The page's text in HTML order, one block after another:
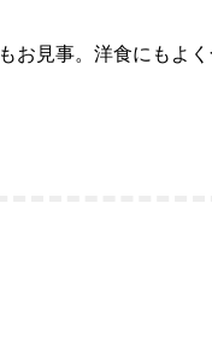
お見事。洋食にもよ